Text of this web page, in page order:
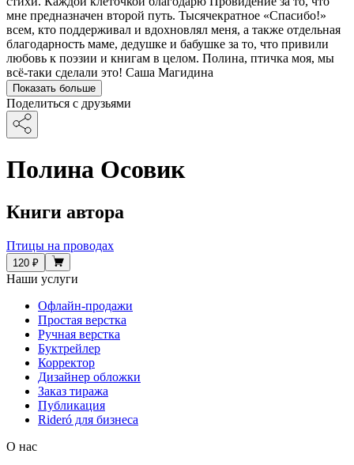
мне предназначен второй путь. Тысячекратное «Спасибо!»
всем, кто поддерживал и вдохновлял меня, а также отдельная
благодарность маме, дедушке и бабушке за то, что привили
любовь к поэзии и книгам в целом. Полина, птичка моя, мы
всё-таки сделали это! Саша Магидина
Показать больше
Поделиться с друзьями
Полина Осовик
Книги автора
Птицы на проводах
120 ₽
Наши услуги
Офлайн-продажи
Простая верстка
Ручная верстка
Буктрейлер
Корректор
Дизайнер обложки
Заказ тиража
Публикация
Rideró для бизнеса
О нас